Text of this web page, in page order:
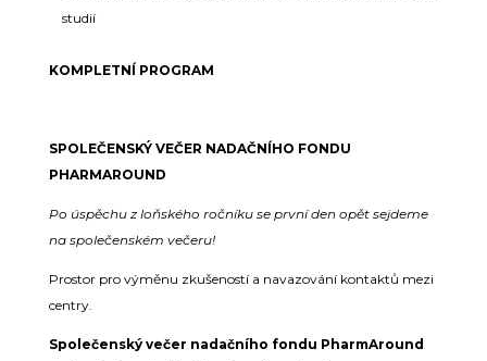
studií
KOMPLETNÍ PROGRAM
SPOLEČENSKÝ VEČER NADAČNÍHO FONDU
PHARMAROUND
Po úspěchu z loňského ročníku se první den opět sejdeme
na společenském večeru!
Prostor pro výměnu zkušeností a navazování kontaktů mezi
centry.
Společenský večer nadačního fondu PharmAround